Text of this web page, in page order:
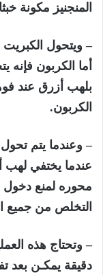
المنجنيز مكونة
– ويتحول الكبريت
أما الكربون
بلهب أزرق عند
الكربون.
– وعندما يتم
عندما يختفي لهب
محوره لمنع دخول
التخلص من جميع
دقيقة يمكـن بعد